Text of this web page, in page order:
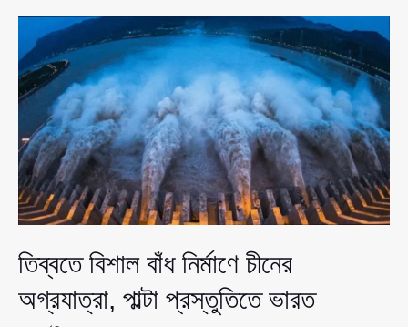
চীনের
অগ্রযাত্রা,
পাল্টা
প্রস্তুতিতে
ভারত
তিব্বতে বিশাল বাঁধ নির্মাণে চীনের
অগ্রযাত্রা, পাল্টা প্রস্তুতিতে ভারত